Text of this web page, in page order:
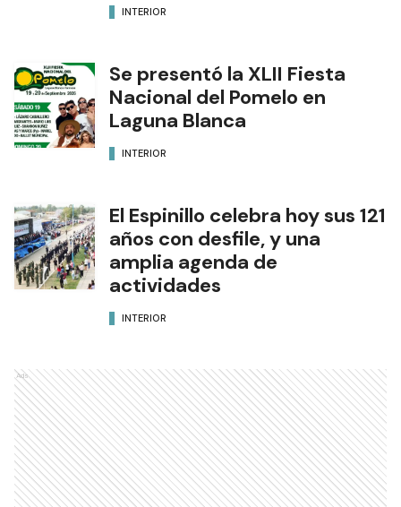
INTERIOR
Se presentó la XLII Fiesta
Nacional del Pomelo en
Laguna Blanca
INTERIOR
El Espinillo celebra hoy sus 121
años con desfile, y una
amplia agenda de
actividades
INTERIOR
Ads